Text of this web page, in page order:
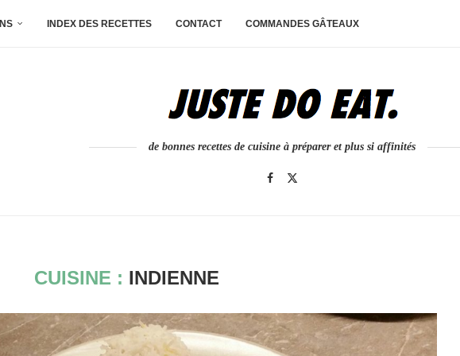
INDEX DES RECETTES CONTACT COMMANDES GÂTEAUX
de bonnes recettes de cuisine à préparer et plus si affinités
CUISINE : INDIENNE